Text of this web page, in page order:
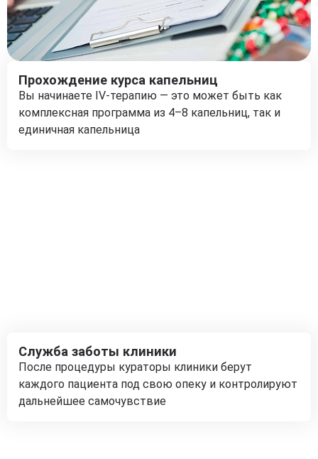
Прохождение курса капельниц
Вы начинаете IV-терапию — это может быть как
комплексная программа из 4–8 капельниц, так и
единичная капельница
Служба заботы клиники
После процедуры кураторы клиники берут
каждого пациента под свою опеку и контролируют
дальнейшее самочувствие